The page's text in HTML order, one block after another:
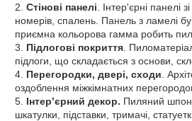
Стінові панелі . Інтер'єрні
номерів, спалень. Панель з ламелі
приємна кольорова гамма робить
Підлогові покриття .
підлоги, що складається з основи,
Перегородки, двері, сходи .
оздоблення міжкімнатних
Інтер’єрний декор. Пиляний шпон
шкатулки, підставки, тримачі,